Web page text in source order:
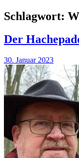
Schlagwort:
Der
30. Januar 2023